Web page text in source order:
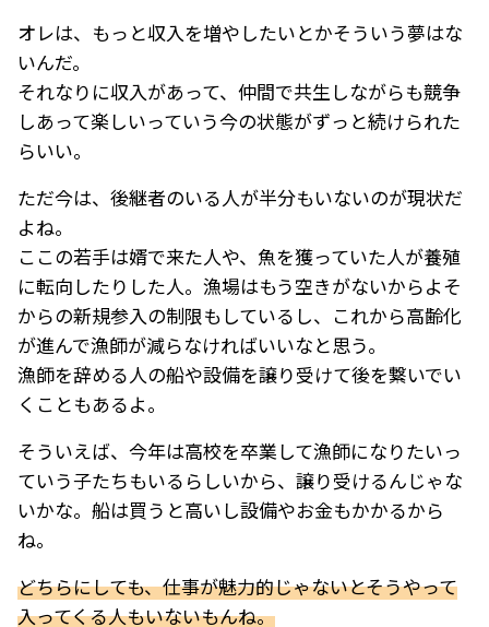
オレは、もっと収入を増やしたいとかそういう夢はな
いんだ。
それなりに収入があって、仲間で共生しながらも競争
しあって楽しいっていう今の状態がずっと続けられた
らいい。
ただ今は、後継者のいる人が半分もいないのが現状だ
よね。
ここの若手は婿で来た人や、魚を獲っていた人が養殖
に転向したりした人。漁場はもう空きがないからよそ
からの新規参入の制限もしているし、これから高齢化
が進んで漁師が減らなければいいなと思う。
漁師を辞める人の船や設備を譲り受けて後を繋いでい
くこともあるよ。
そういえば、今年は高校を卒業して漁師になりたいっ
ていう子たちもいるらしいから、譲り受けるんじゃな
いかな。船は買うと高いし設備やお金もかかるから
ね。
どちらにしても、仕事が魅力的じゃないとそうやって
入ってくる人もいないもんね。